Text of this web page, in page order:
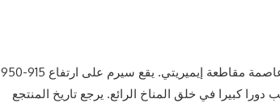
المغادرة إلى سيرم. وهو منتجع آخر بالقرب من كوتايسي، عاصمة مقاطعة إيميريتي. يقع سيرم على ارتفاع 915-950
كبيرا في خلق المناخ الرائع. يرجع تاريخ المنتجع